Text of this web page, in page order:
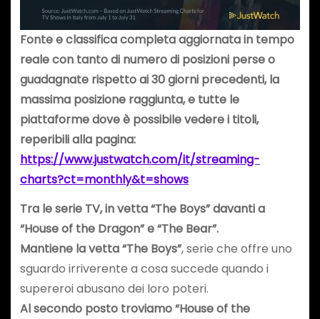
Fonte e classifica completa aggiornata in tempo
reale con tanto di numero di posizioni perse o
guadagnate rispetto ai 30 giorni precedenti, la
massima posizione raggiunta, e tutte le
piattaforme dove è possibile vedere i titoli,
reperibili alla pagina:
https://www.justwatch.com/it/streaming-
charts?ct=monthly&t=shows
Tra le serie TV, in vetta “The Boys” davanti a
“House of the Dragon” e “The Bear”.
Mantiene la vetta “The Boys”, serie che offre uno
sguardo irriverente a cosa succede quando i
supereroi abusano dei loro poteri.
Al secondo posto troviamo “House of the